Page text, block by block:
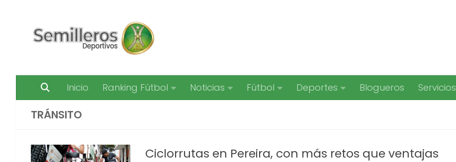
Inicio Ranking Fútbol Noticias Fútbol Deportes Blogueros Servicios
TRÁNSITO
Ciclorrutas en Pereira, con más retos que ventajas